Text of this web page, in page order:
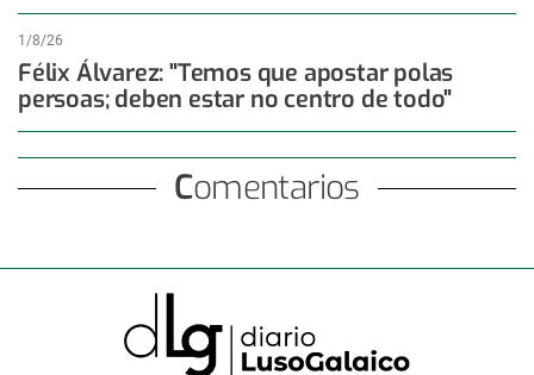
1/8/26
Félix Álvarez: "Temos que apostar polas
persoas; deben estar no centro de todo"
Comentarios